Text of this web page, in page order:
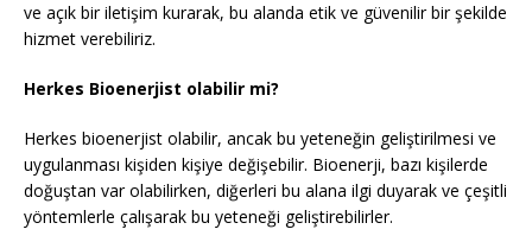
ve açık bir iletişim kurarak, bu alanda etik ve güvenilir bir şekilde
hizmet verebiliriz.
Herkes Bioenerjist olabilir mi?
Herkes bioenerjist olabilir, ancak bu yeteneğin geliştirilmesi ve
uygulanması kişiden kişiye değişebilir. Bioenerji, bazı kişilerde
doğuştan var olabilirken, diğerleri bu alana ilgi duyarak ve çeşitli
yöntemlerle çalışarak bu yeteneği geliştirebilirler.